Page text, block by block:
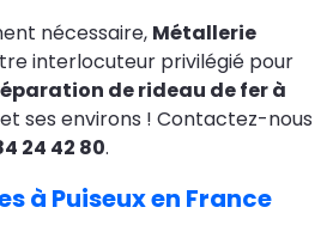
nécessaire, Métallerie
interlocuteur privilégié pour
de rideau de fer à
et ses environs ! Contactez-nous
24 42 80.
à Puiseux en France